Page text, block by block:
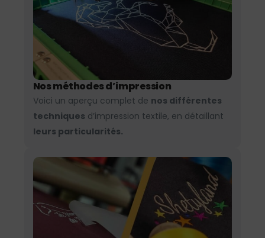
Nos méthodes d’impression
Voici un aperçu complet de nos différentes
techniques d’impression textile, en détaillant
leurs particularités.